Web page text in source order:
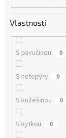
Vlastnosti
S pavučinou 0
S netopýry 0
S kožešinou 0
S kytkou 0